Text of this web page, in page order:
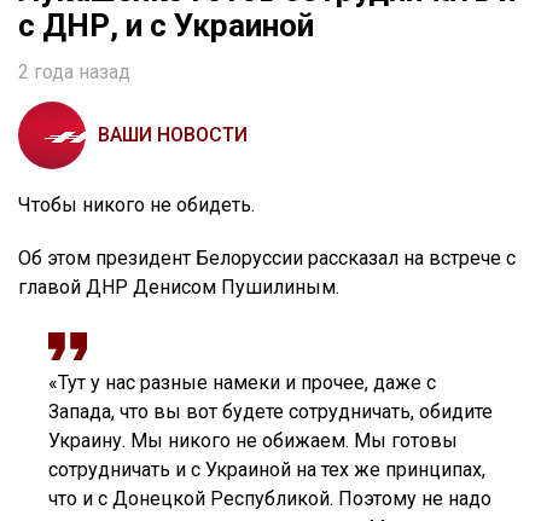
с ДНР, и с Украиной
2 года назад
ВАШИ НОВОСТИ
Чтобы никого не обидеть.
Об этом президент Белоруссии рассказал на встрече с
главой ДНР Денисом Пушилиным.
«Тут у нас разные намеки и прочее, даже с
Запада, что вы вот будете сотрудничать, обидите
Украину. Мы никого не обижаем. Мы готовы
сотрудничать и с Украиной на тех же принципах,
что и с Донецкой Республикой. Поэтому не надо